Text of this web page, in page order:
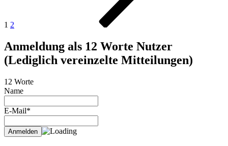
1 2
Anmeldung als 12 Worte Nutzer
(Lediglich vereinzelte Mitteilungen)
12 Worte
Name
E-Mail*